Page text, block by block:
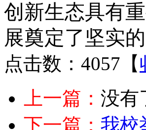
创新生态具有
展奠定了坚实
点击数：4057 【
上一篇： 没有
下一篇： 我校